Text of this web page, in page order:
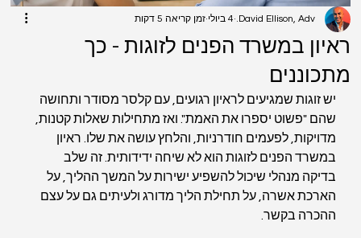
ראיון במשרד הפנים לזוגות - כך
מתכוננים
David Ellison, Adv. 4 ביולי זמן קריאה 5 דקות
יש זוגות שמגיעים לראיון רגועים, עם קלסר מסודר ותחושה
שהם "פשוט יספרו את האמת". ואז מתחילות שאלות קטנות,
מדויקות, לפעמים חודרניות, והלחץ עושה את שלו. ראיון
במשרד הפנים לזוגות הוא לא שיחה ידידותית. זה שלב
בדיקה מנהלי שיכול להשפיע ישירות על המשך ההליך, על
הארכת אשרה, על תחילת הליך מדורג ולעיתים גם על עצם
ההכרה בקשר.